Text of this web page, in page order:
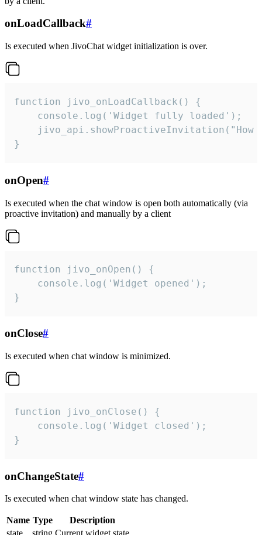
onLoadCallback#
Is executed when JivoChat widget initialization is over.
function jivo_onLoadCallback() {
    console.log('Widget fully loaded');
jivo_api.showProactiveInvitation("How
}
onOpen#
Is executed when the chat window is open both automatically (via
proactive invitation) and manually by a client
function jivo_onOpen() {
    console.log('Widget opened');
}
onClose#
Is executed when chat window is minimized.
function jivo_onClose() {
    console.log('Widget closed');
}
onChangeState#
Is executed when chat window state has changed.
Name Type
Description